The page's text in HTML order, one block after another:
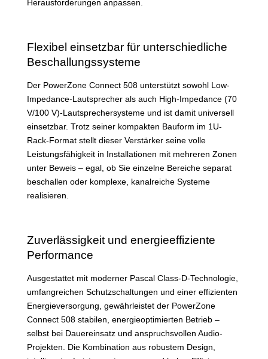
Herausforderungen anpassen.
Flexibel einsetzbar für unterschiedliche
Beschallungssysteme
Der PowerZone Connect 508 unterstützt sowohl Low-
Impedance-Lautsprecher als auch High-Impedance (70
V/100 V)-Lautsprechersysteme und ist damit universell
einsetzbar. Trotz seiner kompakten Bauform im 1U-
Rack-Format stellt dieser Verstärker seine volle
Leistungsfähigkeit in Installationen mit mehreren Zonen
unter Beweis – egal, ob Sie einzelne Bereiche separat
beschallen oder komplexe, kanalreiche Systeme
realisieren.
Zuverlässigkeit und energieeffiziente
Performance
Ausgestattet mit moderner Pascal Class-D-Technologie,
umfangreichen Schutzschaltungen und einer effizienten
Energieversorgung, gewährleistet der PowerZone
Connect 508 stabilen, energieoptimierten Betrieb –
selbst bei Dauereinsatz und anspruchsvollen Audio-
Projekten. Die Kombination aus robustem Design,